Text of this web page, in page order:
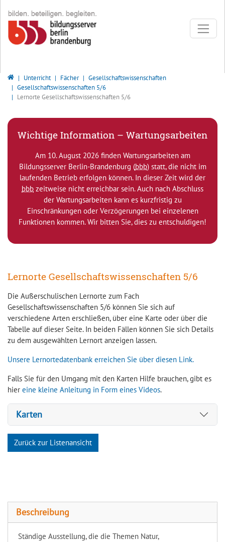
Bildungsserver Berlin - Brandenburg
Unterricht Fächer
Gesellschaftswissenschaften
Gesellschaftswissenschaften 5/6
Lernorte Gesellschaftswissenschaften 5/6
Wichtige Information – Wartungsarbeiten
Am 10. August 2026 finden Wartungsarbeiten am
Bildungsserver Berlin-Brandenburg (bbb) statt, die nicht im
laufenden Betrieb erfolgen können. In dieser Zeit wird der
bbb zeitweise nicht erreichbar sein. Auch nach Abschluss
der Wartungsarbeiten kann es kurzfristig zu
Einschränkungen oder Verzögerungen bei einzelenen
Funktionen kommen. Wir bitten Sie, dies zu entschuldigen!
Lernorte Gesellschaftswissenschaften 5/6
Die Außerschulischen Lernorte zum Fach
Gesellschaftswissenschaften 5/6 können Sie sich auf
verschiedene Arten erschließen, über eine Karte oder über die
Tabelle auf dieser Seite. In beiden Fällen können Sie sich Details
zu dem ausgewählten Lernort anzeigen lassen.
Unsere Lernortedatenbank erreichen Sie über diesen Link.
Falls Sie für den Umgang mit den Karten Hilfe brauchen, gibt es
hier eine kleine Anleitung in Form eines Videos.
Karten
Zurück zur Listenansicht
Beschreibung
Ständige Ausstellung, die die Themen Natur,